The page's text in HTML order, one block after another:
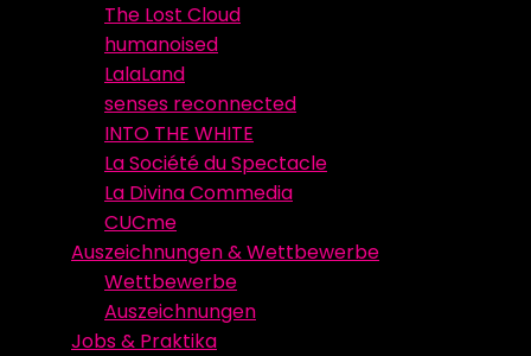
The Lost Cloud
humanoised
LalaLand
senses reconnected
INTO THE WHITE
La Société du Spectacle
La Divina Commedia
CUCme
Auszeichnungen & Wettbewerbe
Wettbewerbe
Auszeichnungen
Jobs & Praktika